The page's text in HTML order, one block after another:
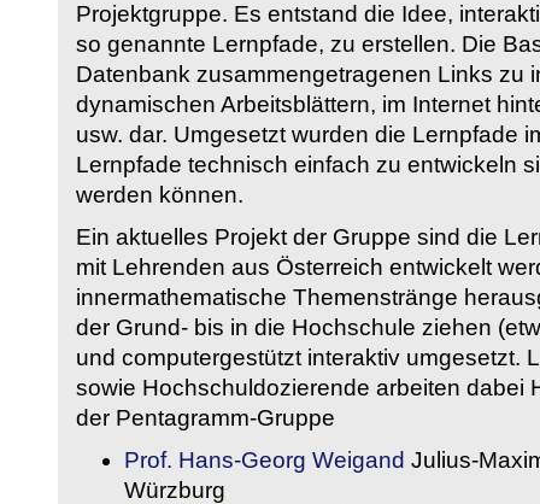
Projektgruppe. Es entstand die Idee,
so genannte Lernpfade, zu erstellen. Die
Datenbank zusammengetragenen Links zu
dynamischen Arbeitsblättern, im Internet
usw. dar. Umgesetzt wurden die Lernpfade
Lernpfade technisch einfach zu entwickeln
werden können.
Ein aktuelles Projekt der Gruppe sind die
mit Lehrenden aus Österreich entwickelt
innermathematische Themenstränge
der Grund- bis in die Hochschule ziehen
und computergestützt interaktiv umgesetzt.
sowie Hochschuldozierende arbeiten dabei
der Pentagramm-Gruppe
Prof. Hans-Georg Weigand Julius-
Würzburg